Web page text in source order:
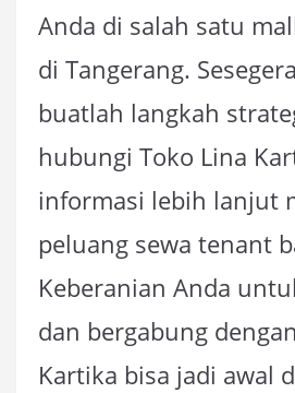
Anda di salah satu
di Tangerang.
buatlah langkah
hubungi Toko Lina
informasi lebih lanjut
peluang sewa tenant
Keberanian Anda
dan bergabung
Kartika bisa jadi awal